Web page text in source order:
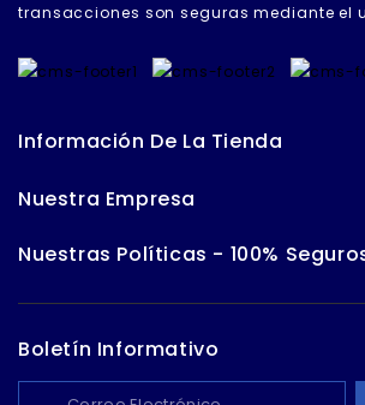
transacciones son seguras mediante el
Información De La Tienda
Nuestra Empresa
Nuestras Políticas - 100%
Boletín Informativo